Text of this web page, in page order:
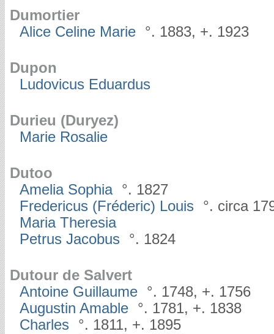
Dumortier
Alice Celine Marie
°. 1883, +. 1923
Dupon
Ludovicus Eduardus
Durieu (Duryez)
Marie Rosalie
Dutoo
Amelia Sophia
°. 1827
Fredericus (Fréderic) Louis
°. circa
Maria Theresia
Petrus Jacobus
°. 1824
Dutour de Salvert
Antoine Guillaume
°. 1748, +. 1756
Augustin Amable
°. 1781, +. 1838
Charles
°. 1811, +. 1895